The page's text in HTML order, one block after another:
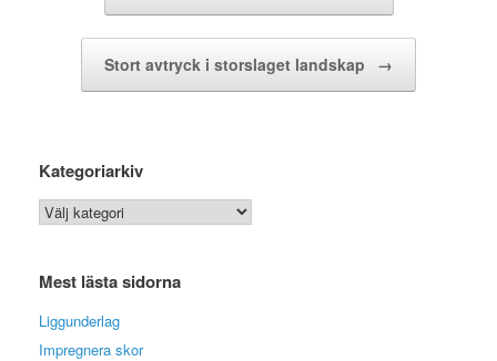
Stort avtryck i storslaget landskap →
Kategoriarkiv
Kategoriarkiv
Mest lästa sidorna
Liggunderlag
Impregnera skor